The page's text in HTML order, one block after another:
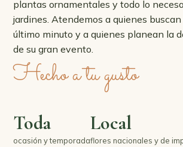
plantas ornamentales y todo lo
jardines. Atendemos a quienes
último minuto y a quienes planean la
de su gran evento.
Hecho a tu gusto
Toda
ocasión y temporada
Local
flores nacionales y de